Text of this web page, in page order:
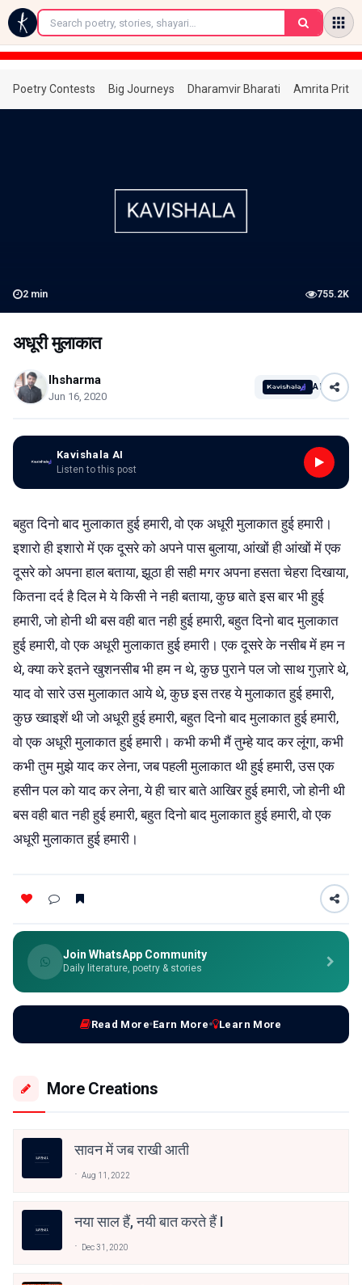
←
Poetry Contests Big Journeys Dharamvir Bharati Amrita
2 min 755.2K
अधूरी मुलाकात
lhsharma
Jun 16, 2020
AI
Kavishala AI
Listen to this post
बहुत दिनो बाद मुलाकात हुई हमारी, वो एक अधूरी मुलाकात हुई हमारी।
इशारो ही इशारो में एक दूसरे को अपने पास बुलाया, आंखों ही आंखों में एक
दूसरे को अपना हाल बताया, झूठा ही सही मगर अपना हसता चेहरा दिखाया,
कितना दर्द है दिल मे ये किसी ने नही बताया, कुछ बाते इस बार भी हुई
हमारी, जो होनी थी बस वही बात नही हुई हमारी, बहुत दिनो बाद मुलाकात
हुई हमारी, वो एक अधूरी मुलाकात हुई हमारी। एक दूसरे के नसीब में हम न
थे, क्या करे इतने खुशनसीब भी हम न थे, कुछ पुराने पल जो साथ गुज़ारे थे,
याद वो सारे उस मुलाकात आये थे, कुछ इस तरह ये मुलाकात हुई हमारी,
कुछ ख्वाइशें थी जो अधूरी हुई हमारी, बहुत दिनो बाद मुलाकात हुई हमारी,
वो एक अधूरी मुलाकात हुई हमारी। कभी कभी मैं तुम्हे याद कर लूंगा, कभी
कभी तुम मुझे याद कर लेना, जब पहली मुलाकात थी हुई हमारी, उस एक
हसीन पल को याद कर लेना, ये ही चार बाते आखिर हुई हमारी, जो होनी थी
बस वही बात नही हुई हमारी, बहुत दिनो बाद मुलाकात हुई हमारी, वो एक
अधूरी मुलाकात हुई हमारी।
Join WhatsApp Community
Daily literature, poetry & stories
Read More Earn More Learn More
More Creations
सावन में जब राखी आती
Aug 11, 2022
नया साल हैं, नयी बात करते हैं I
Dec 31, 2020